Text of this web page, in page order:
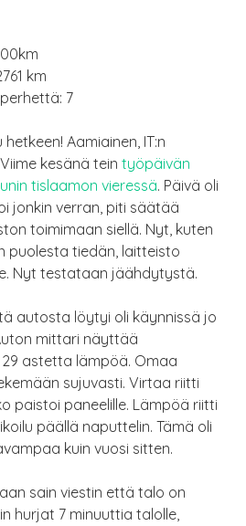
km
7
Aamiainen, IT:n
kesänä tein työpäivän
tislaamon vieressä. Päivä oli
jonkin verran, piti säätää
toimimaan siellä. Nyt, kuten
puolesta tiedän, laitteisto
Nyt testataan jäähdytystä.
autosta löytyi oli käynnissä jo
mittari näyttää
astetta lämpöä. Omaa
sujuvasti. Virtaa riitti
paistoi paneelille. Lämpöä riitti
päällä naputtelin. Tämä oli
kuin vuosi sitten.
sain viestin että talo on
hurjat 7 minuuttia talolle,